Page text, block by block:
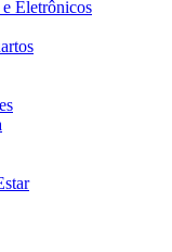
Eletrônicos